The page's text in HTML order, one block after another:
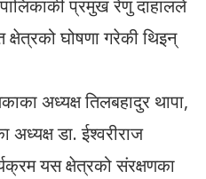
प्रमुख रेणु दाहालले
घोषणा गरेकी थिइन्
अध्यक्ष तिलबहादुर थापा,
अध्यक्ष डा. ईश्वरीराज
यस क्षेत्रको संरक्षणका